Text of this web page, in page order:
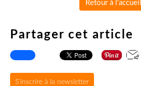
Retour à l'accueil
Partager cet article
S'inscrire à la newsletter